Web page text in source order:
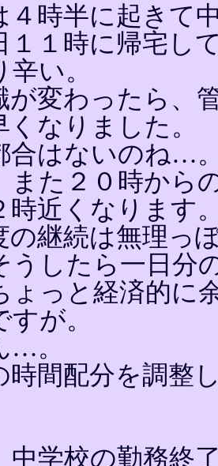
４時半に起きて
１１時に帰宅し
い。
が変わったら、
くなりました。
合はないのね…
また２０時から
時近くなります
の継続は無理っ
うしたら一日分
ょっと経済的に
が。
…。
時間配分を調整
中学校の勤務終